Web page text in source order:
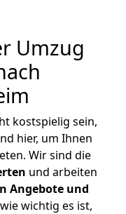
Umzug
kostspielig sein,
hier, um Ihnen
Wir sind die
und arbeiten
Angebote und
wichtig es ist,